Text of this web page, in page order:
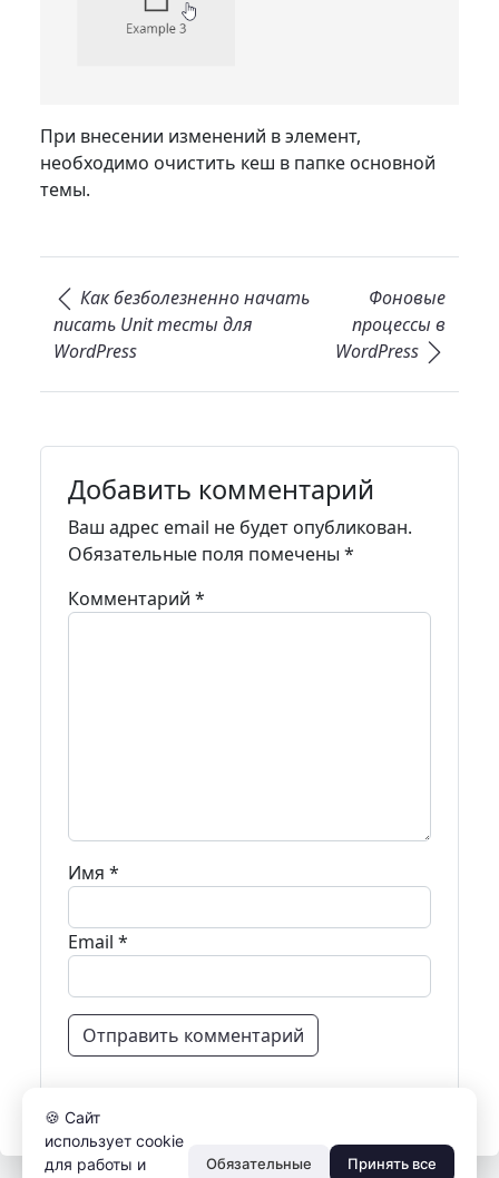
При внесении изменений в элемент,
необходимо очистить кеш в папке основной
темы.
Навигация по записям
Как безболезненно начать
писать Unit тесты для
WordPress
Фоновые
процессы в
WordPress
Добавить комментарий
Ваш адрес email не будет опубликован.
Обязательные поля помечены *
Комментарий *
Имя *
Email *
🍪 Сайт
использует cookie
для работы и
Обязательные Принять все